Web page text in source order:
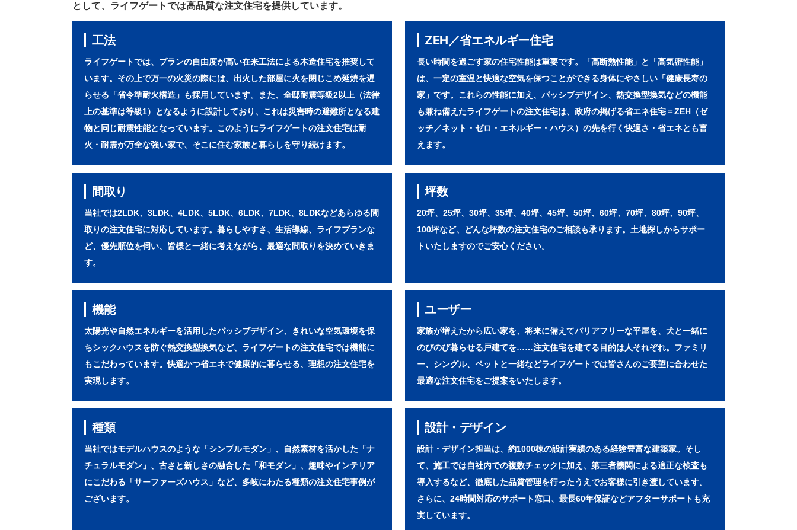
として、ライフゲートでは高品質な注文住宅を提供しています。
工法
ライフゲートでは、プランの自由度が高い在来工法による木造住宅を推奨して
います。その上で万一の火災の際には、出火した部屋に火を閉じこめ延焼を遅
らせる「省令準耐火構造」も採用しています。また、全邸耐震等級2以上（法律
上の基準は等級1）となるように設計しており、これは災害時の避難所となる建
物と同じ耐震性能となっています。このようにライフゲートの注文住宅は耐
火・耐震が万全な強い家で、そこに住む家族と暮らしを守り続けます。
ZEH／省エネルギー住宅
長い時間を過ごす家の住宅性能は重要です。「高断熱性能」と「高気密性能」
は、一定の室温と快適な空気を保つことができる身体にやさしい「健康長寿の
家」です。これらの性能に加え、パッシブデザイン、熱交換型換気などの機能
も兼ね備えたライフゲートの注文住宅は、政府の掲げる省エネ住宅＝ZEH（ゼ
ッチ／ネット・ゼロ・エネルギー・ハウス）の先を行く快適さ・省エネとも言
えます。
間取り
当社では2LDK、3LDK、4LDK、5LDK、6LDK、7LDK、8LDKなどあらゆる間
取りの注文住宅に対応しています。暮らしやすさ、生活導線、ライフプランな
ど、優先順位を伺い、皆様と一緒に考えながら、最適な間取りを決めていきま
す。
坪数
20坪、25坪、30坪、35坪、40坪、45坪、50坪、60坪、70坪、80坪、90坪、
100坪など、どんな坪数の注文住宅のご相談も承ります。土地探しからサポー
トいたしますのでご安心ください。
機能
太陽光や自然エネルギーを活用したパッシブデザイン、きれいな空気環境を保
ちシックハウスを防ぐ熱交換型換気など、ライフゲートの注文住宅では機能に
もこだわっています。快適かつ省エネで健康的に暮らせる、理想の注文住宅を
実現します。
ユーザー
家族が増えたから広い家を、将来に備えてバリアフリーな平屋を、犬と一緒に
のびのび暮らせる戸建てを……注文住宅を建てる目的は人それぞれ。ファミリ
ー、シングル、ペットと一緒などライフゲートでは皆さんのご要望に合わせた
最適な注文住宅をご提案をいたします。
種類
当社ではモデルハウスのような「シンプルモダン」、自然素材を活かした「ナ
チュラルモダン」、古さと新しさの融合した「和モダン」、趣味やインテリア
にこだわる「サーファーズハウス」など、多岐にわたる種類の注文住宅事例が
ございます。
設計・デザイン
設計・デザイン担当は、約1000棟の設計実績のある経験豊富な建築家。そし
て、施工では自社内での複数チェックに加え、第三者機関による適正な検査も
導入するなど、徹底した品質管理を行ったうえでお客様に引き渡しています。
さらに、24時間対応のサポート窓口、最長60年保証などアフターサポートも充
実しています。